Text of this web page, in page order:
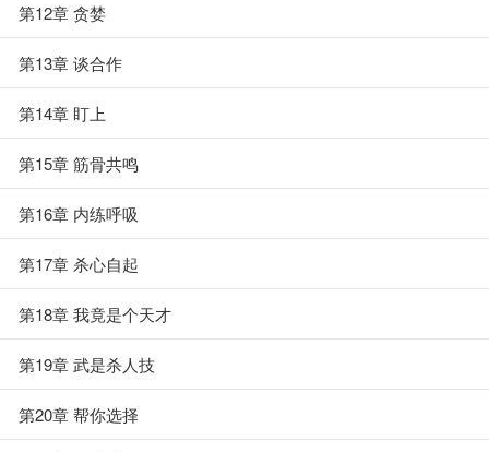
第12章 贪婪
第13章 谈合作
第14章 盯上
第15章 筋骨共鸣
第16章 内练呼吸
第17章 杀心自起
第18章 我竟是个天才
第19章 武是杀人技
第20章 帮你选择